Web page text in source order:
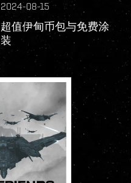
2024-08-15
超值伊甸币包与免费涂
装